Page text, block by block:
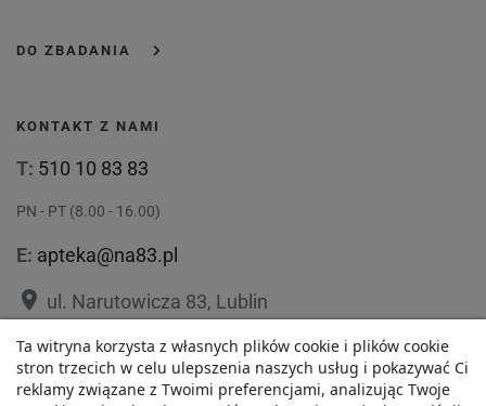
19,80 zł
DO ZBADANIA
KONTAKT Z NAMI
T: 510 10 83 83
PN - PT (8.00 - 16.00)
E: apteka@na83.pl
place ul. Narutowicza 83, Lublin
placeul. 1 Maja 36, Lublin
Ta witryna korzysta z własnych plików cookie i plików cookie
stron trzecich w celu ulepszenia naszych usług i pokazywać Ci
reklamy związane z Twoimi preferencjami, analizując Twoje